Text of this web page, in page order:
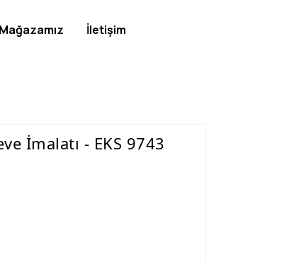
İmalatı - EKS 9743
Mağazamız İletişim